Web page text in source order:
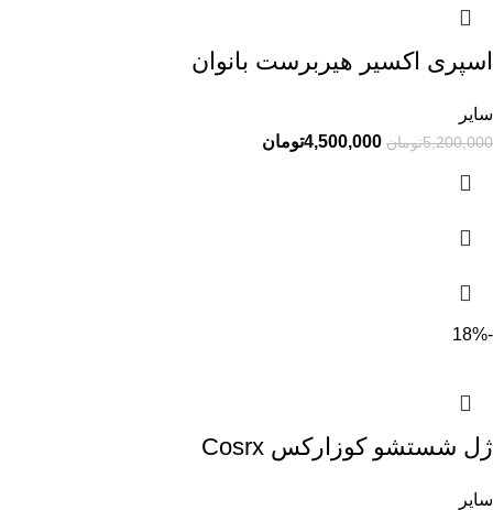
اسپری اکسیر هیربرست بانوان
سایر
5,200,000تومان 4,500,000تومان
-18%
ژل شستشو کوزارکس Cosrx
سایر